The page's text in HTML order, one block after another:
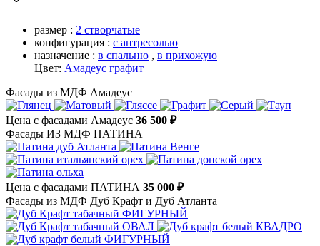
размер : 2 створчатые
конфигурация : с антресолью
назначение : в спальню , в прихожую
Цвет: Амадеус графит
Фасады из МДФ Амадеус
Цена с фасадами Амадеус 36 500 ₽
Фасады ИЗ МДФ ПАТИНА
Цена с фасадами ПАТИНА 35 000 ₽
Фасады из МДФ Дуб Крафт и Дуб Атланта